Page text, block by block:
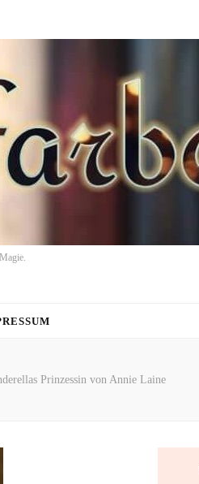
Prinzessin von Annie Laine